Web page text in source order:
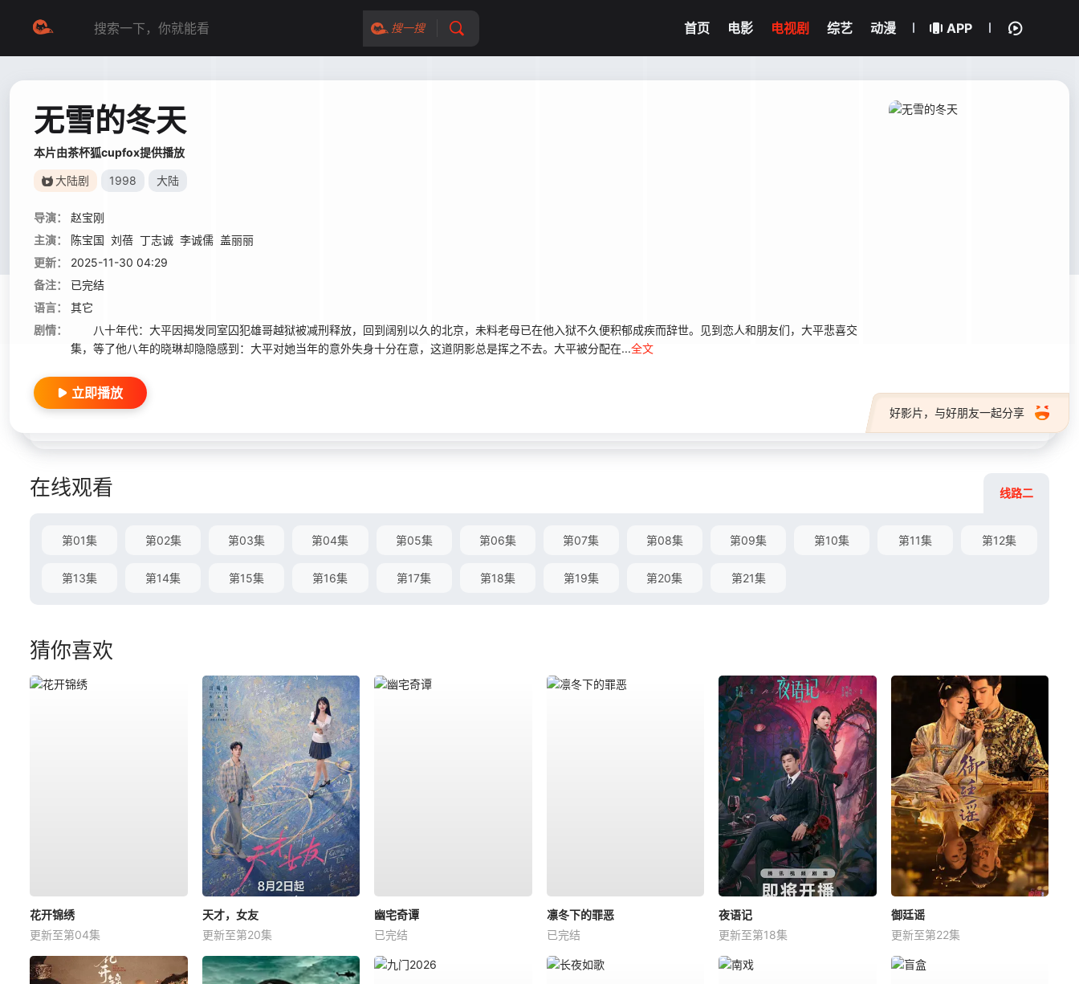
搜一搜 首页 电影 电视剧 综艺 动漫 APP
无雪的冬天
本片由茶杯狐cupfox提供播放
大陆剧 1998 大陆
导演：
赵宝刚
主演：
陈宝国 刘蓓 丁志诚 李诚儒 盖丽丽
更新：
2025-11-30 04:29
备注：
已完结
语言：
其它
剧情：
八十年代：大平因揭发同室囚犯雄哥越狱被减刑释放，回到阔别以久的北京，未料老母已在他入狱不久便积郁成疾而辞世。见到恋人和朋友们，大平悲喜交
集，等了他八年的晓琳却隐隐感到：大平对她当年的意外失身十分在意，这道阴影总是挥之不去。大平被分配在...全文
好影片，与好朋友一起分享
立即播放
在线观看 线路二
第01集 第02集 第03集 第04集 第05集 第06集 第07集 第08集 第09集 第10集 第11集 第12集
第13集 第14集 第15集 第16集 第17集 第18集 第19集 第20集 第21集
猜你喜欢
花开锦绣
更新至第04集
天才，女友
更新至第20集
幽宅奇谭
已完结
凛冬下的罪恶
已完结
夜语记
更新至第18集
御廷谣
更新至第22集